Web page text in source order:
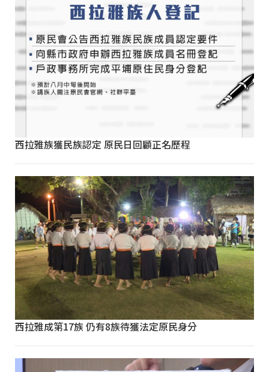
西拉雅族獲民族認定 原民日回顧正名歷程
西拉雅成第17族 仍有8族待獲法定原民身分